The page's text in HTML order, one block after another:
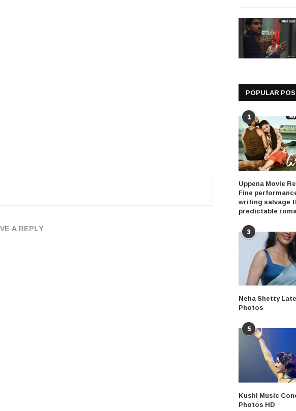
A REPLY
POPULAR
1
Uppena Movie
Fine
writing salvage
predictable
3
Neha Shetty
Photos
5
Kushi Music
Photos HD